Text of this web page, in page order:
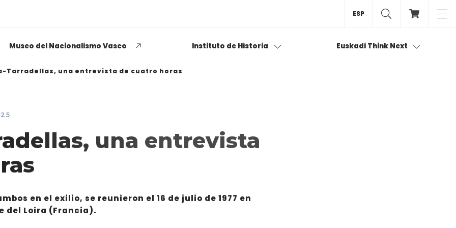
Museo del Nacionalismo Vasco Instituto de Historia Euskadi Think Next
Opiniones dispares
respecto a lo que significa
LEER MÁS
ESP
Tarradellas, una entrevista de cuatro horas
una entrevista
en el exilio, se reunieron el 16 de julio de 1977 en
del Loira (Francia).